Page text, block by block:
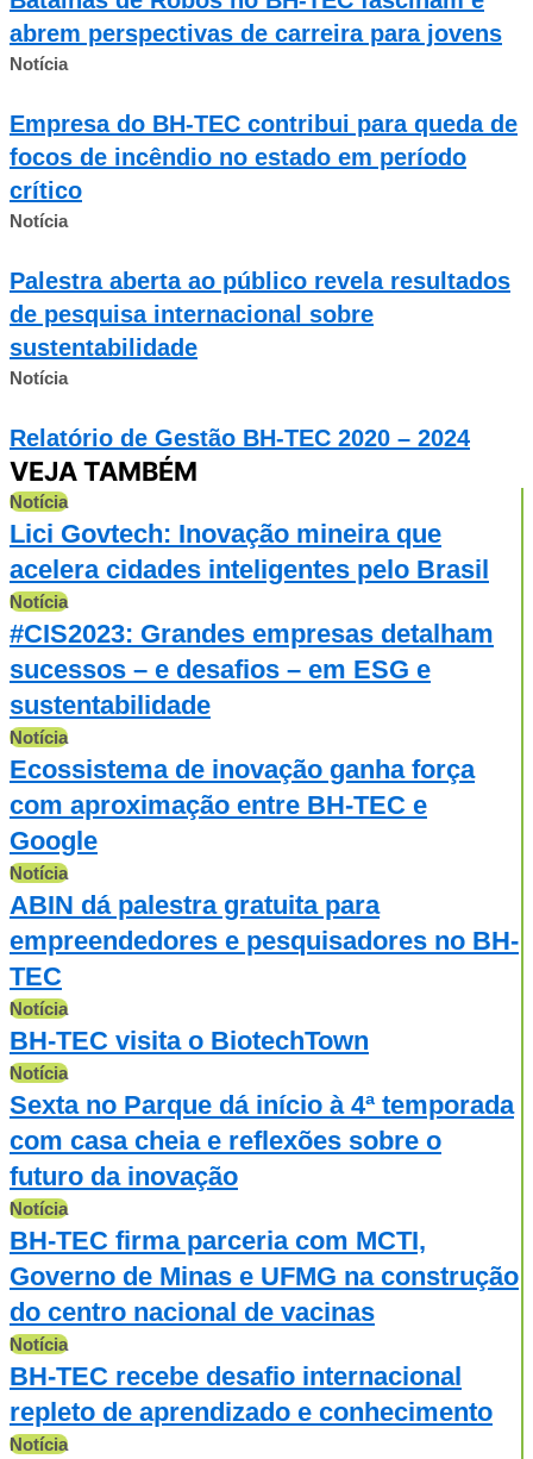
abrem perspectivas de carreira para jovens
Notícia
Empresa do BH-TEC contribui para queda de
focos de incêndio no estado em período
crítico
Notícia
Palestra aberta ao público revela resultados
de pesquisa internacional sobre
sustentabilidade
Notícia
Relatório de Gestão BH-TEC 2020 – 2024
VEJA TAMBÉM
Notícia
Lici Govtech: Inovação mineira que
acelera cidades inteligentes pelo Brasil
Notícia
#CIS2023: Grandes empresas detalham
sucessos – e desafios – em ESG e
sustentabilidade
Notícia
Ecossistema de inovação ganha força
com aproximação entre BH-TEC e
Google
Notícia
ABIN dá palestra gratuita para
empreendedores e pesquisadores no BH-
TEC
Notícia
BH-TEC visita o BiotechTown
Notícia
Sexta no Parque dá início à 4ª temporada
com casa cheia e reflexões sobre o
futuro da inovação
Notícia
BH-TEC firma parceria com MCTI,
Governo de Minas e UFMG na construção
do centro nacional de vacinas
Notícia
BH-TEC recebe desafio internacional
repleto de aprendizado e conhecimento
Notícia